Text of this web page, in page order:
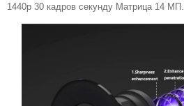
1440p 30 кадров секунду Матрица 14 МП.